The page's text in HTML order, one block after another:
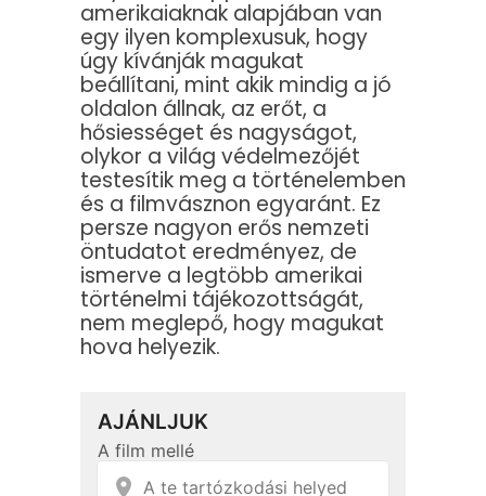
amerikaiaknak alapjában van
egy ilyen komplexusuk, hogy
úgy kívánják magukat
beállítani, mint akik mindig a jó
oldalon állnak, az erőt, a
hősiességet és nagyságot,
olykor a világ védelmezőjét
testesítik meg a történelemben
és a filmvásznon egyaránt. Ez
persze nagyon erős nemzeti
öntudatot eredményez, de
ismerve a legtöbb amerikai
történelmi tájékozottságát,
nem meglepő, hogy magukat
hova helyezik.